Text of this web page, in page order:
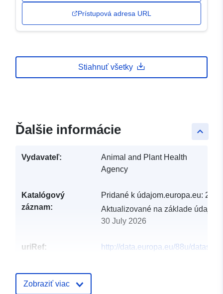
Prístupová adresa URL
Stiahnuť všetky
keyboard_arrow_up
Ďalšie informácie
Vydavateľ:
Animal and Plant Health
Agency
Katalógový
záznam:
Pridané k údajom.europa.eu: 29
Aktualizované na základe
30 July 2026
uriRef:
http://data.europa.eu/88u/dataset/
Zobraziť viac